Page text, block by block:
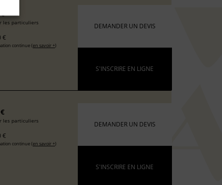
les particuliers
€
continue (en savoir +)
DEMANDER UN DEVIS
S'INSCRIRE EN LIGNE
les particuliers
€
continue (en savoir +)
DEMANDER UN DEVIS
S'INSCRIRE EN LIGNE